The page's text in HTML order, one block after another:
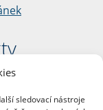
sledovací nástroje